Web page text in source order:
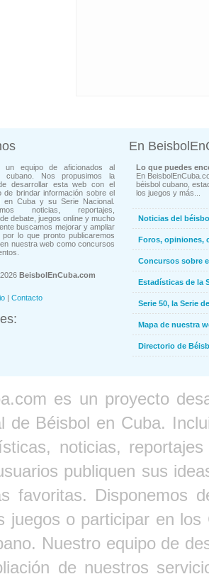
un equipo de aficionados al
cubano. Nos propusimos la
desarrollar esta web con el
de brindar información sobre el
en Cuba y su Serie Nacional.
noticias, reportajes,
debate, juegos online y mucho
buscamos mejorar y ampliar
lo que pronto publicaremos
nuestra web como concursos
BeisbolEnCuba.com
| Contacto
En
Lo que puedes
En
béisbol cubano,
los juegos y más...
Noticias del
Foros, opiniones,
Concursos sobre
Estadísticas de la
Serie 50, la Serie
Mapa de nuestra
Directorio de
es un proyecto
de Béisbol en Cuba.
noticias,
publiquen sus
favoritas. Disponemos
juegos o participar en
Nuestro equipo de
de nuestros